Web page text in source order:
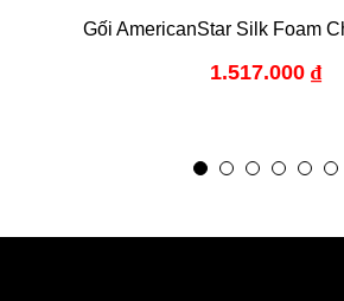
Gối AmericanStar Silk Foam
1.517.000 ₫